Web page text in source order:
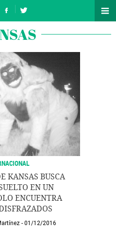
KANSAS BUSCA
EN UN
ENCUENTRA
01/12/2016